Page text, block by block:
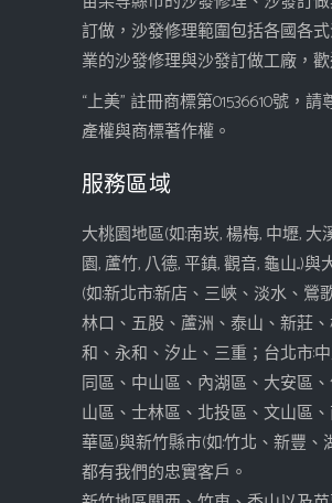
訂做，沙發修理範圍包括各國各
業的沙發修理與沙發訂做工廠，歡
“上美” 註冊商標第01536610號，
產權與商標著作權。
服務區域
大桃園地區(如:南崁, 楊梅, 中壢, 大
園, 蘆竹, 八德, 平鎮, 觀音, 龜山...)
(如:新北市:新店、三峽、淡水、鶯
林口、五股、蘆洲、泰山、新莊
和、永和、汐止、三重；台北市:
同區、中山區、內湖區、大安區
山區、士林區、北投區、文山區
華區)與新竹縣市(如:竹北、新豐、
都有我們的忠實客戶。